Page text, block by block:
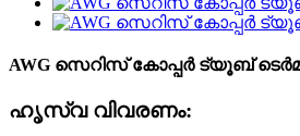
AWG സെറിസ് കോപ്പർ ട്യൂബ്
ഹൃസ്വ വിവരണം: